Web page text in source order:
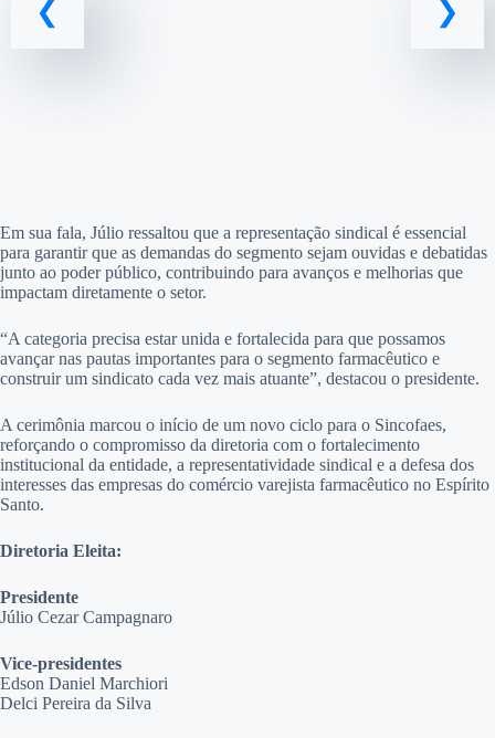
Em sua fala, Júlio ressaltou que a representação sindical é essencial
para garantir que as demandas do segmento sejam ouvidas e debatidas
junto ao poder público, contribuindo para avanços e melhorias que
impactam diretamente o setor.
“A categoria precisa estar unida e fortalecida para que possamos
avançar nas pautas importantes para o segmento farmacêutico e
construir um sindicato cada vez mais atuante”, destacou o presidente.
A cerimônia marcou o início de um novo ciclo para o Sincofaes,
reforçando o compromisso da diretoria com o fortalecimento
institucional da entidade, a representatividade sindical e a defesa dos
interesses das empresas do comércio varejista farmacêutico no Espírito
Santo.
Diretoria Eleita:
Presidente
Júlio Cezar Campagnaro
Vice-presidentes
Edson Daniel Marchiori
Delci Pereira da Silva